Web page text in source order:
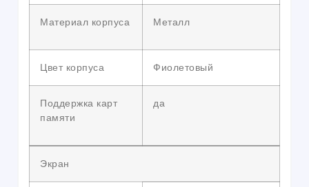
Материал корпуса Металл
Цвет корпуса Фиолетовый
Поддержка карт
памяти
да
Экран